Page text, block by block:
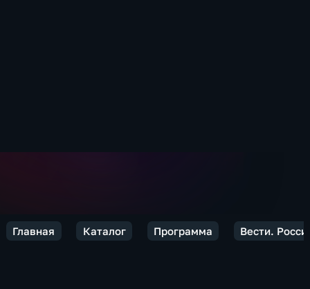
Главная Каталог Программа Вести.